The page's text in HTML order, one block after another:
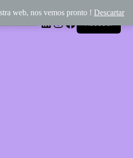
web, nos vemos pronto ! Descartar
LinkedIn
Instagram
Facebook